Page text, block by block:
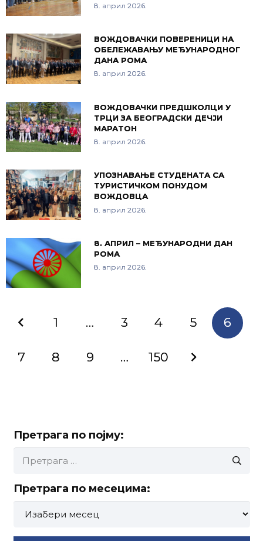
8. април 2026.
ВОЖДОВАЧКИ ПОВЕРЕНИЦИ НА
ОБЕЛЕЖАВАЊУ МЕЂУНАРОДНОГ
ДАНА РОМА
8. април 2026.
ВОЖДОВАЧКИ ПРЕДШКОЛЦИ У
ТРЦИ ЗА БЕОГРАДСКИ ДЕЧЈИ
МАРАТОН
8. април 2026.
УПОЗНАВАЊЕ СТУДЕНАТА СА
ТУРИСТИЧКОМ ПОНУДОМ
ВОЖДОВЦА
8. април 2026.
8. АПРИЛ – МЕЂУНАРОДНИ ДАН
РОМА
8. април 2026.
1 … 3 4 5 6
7 8 9 … 150
Претрага по појму:
за:
Претрага по месецима:
месецима: